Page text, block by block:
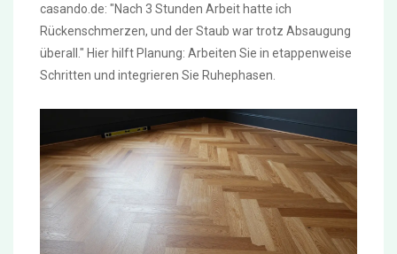
casando.de: "Nach 3 Stunden Arbeit hatte ich
Rückenschmerzen, und der Staub war trotz Absaugung
überall." Hier hilft Planung: Arbeiten Sie in etappenweise
Schritten und integrieren Sie Ruhephasen.